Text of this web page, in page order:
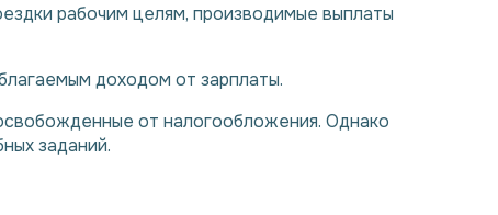
рабочим целям, производимые выплаты
доходом от зарплаты.
от налогообложения. Однако
заданий.